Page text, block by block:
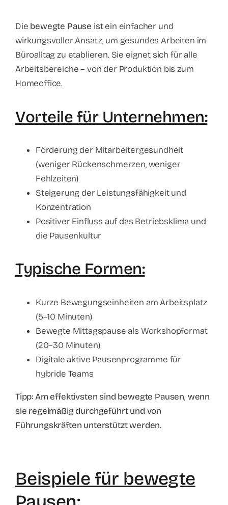
Die bewegte Pause ist ein einfacher und
wirkungsvoller Ansatz, um gesundes Arbeiten im
Büroalltag zu etablieren. Sie eignet sich für alle
Arbeitsbereiche – von der Produktion bis zum
Homeoffice.
Vorteile für Unternehmen:
Förderung der Mitarbeitergesundheit
(weniger Rückenschmerzen, weniger
Fehlzeiten)
Steigerung der Leistungsfähigkeit und
Konzentration
Positiver Einfluss auf das Betriebsklima und
die Pausenkultur
Typische Formen:
Kurze Bewegungseinheiten am Arbeitsplatz
(5–10 Minuten)
Bewegte Mittagspause als Workshopformat
(20–30 Minuten)
Digitale aktive Pausenprogramme für
hybride Teams
Tipp: Am effektivsten sind bewegte Pausen, wenn
sie regelmäßig durchgeführt und von
Führungskräften unterstützt werden.
Beispiele für bewegte